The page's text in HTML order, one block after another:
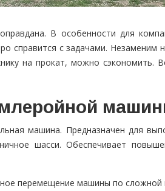
оправдана. В особенности для
справится с задачами. Незаменим
на прокат, можно сэкономить.
машина. Предназначен для
шасси. Обеспечивает
перемещение машины по сложной